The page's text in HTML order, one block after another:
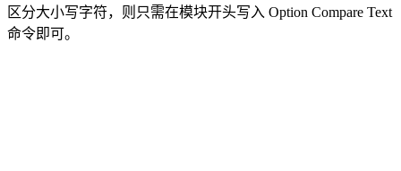
区分大小写字符，则只需在模块开头写入 Option Compare Text
命令即可。